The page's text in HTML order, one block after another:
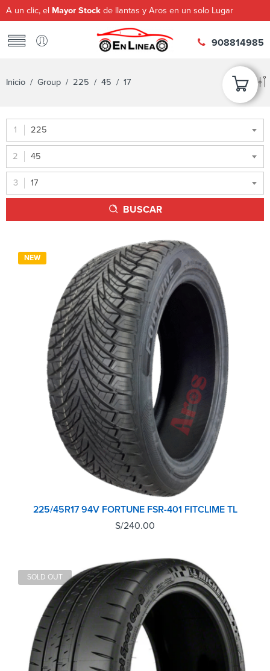
A un clic, el Mayor Stock de llantas y Aros en un solo Lugar
908814985
Inicio / Group / 225 / 45 / 17
225
45
17
BUSCAR
NEW
225/45R17 94V FORTUNE FSR-401 FITCLIME TL
S/240.00
SOLD OUT